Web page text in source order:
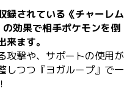
録されている《チャーレム
効果で相手ポケモンを倒
ます。
攻撃や、サポートの使用が
しつつ『ヨガループ』で一